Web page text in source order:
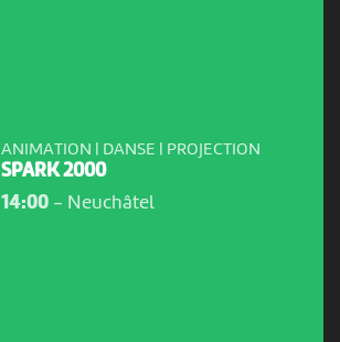
ANIMATION | DANSE | PROJECTION
SPARK 2000
14:00- Neuchâtel